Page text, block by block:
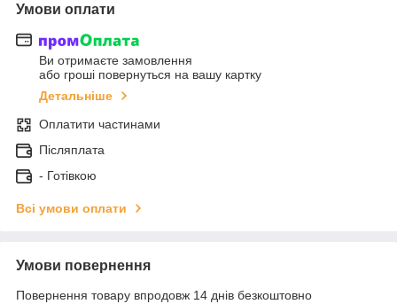
Умови оплати
Ви отримаєте замовлення
або гроші повернуться на вашу картку
Детальніше
Оплатити частинами
Післяплата
- Готівкою
Всі умови оплати
Умови повернення
Повернення товару впродовж 14 днів безкоштовно